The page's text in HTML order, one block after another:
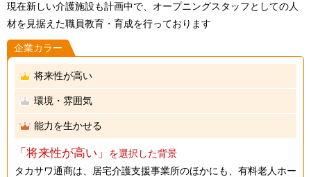
現在新しい介護施設も計画中で、オープニングスタッフとしての人
材を見据えた職員教育・育成を行っております
企業カラー
将来性が高い
環境・雰囲気
能力を生かせる
「将来性が高い」
を選択した背景
タカサワ通商は、居宅介護支援事業所のほかにも、有料老人ホー